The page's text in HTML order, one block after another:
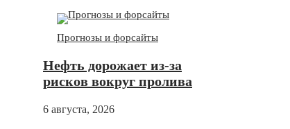
Прогнозы и форсайты
Нефть дорожает из-за
рисков вокруг пролива
6 августа, 2026